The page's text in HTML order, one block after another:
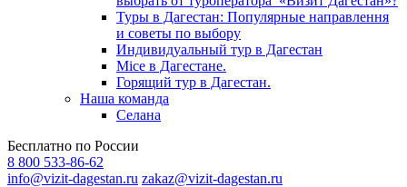
Туры в Дагестан: Популярные направлення
и советы по выбору
Индивидуальный тур в Дагестан
Mice в Дагестане.
Горящий тур в Дагестан.
Наша команда
Селана
Бесплатно по России
8 800 533-86-62
info@vizit-dagestan.ru zakaz@vizit-dagestan.ru